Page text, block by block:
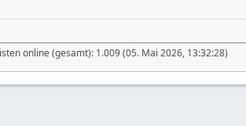
online (gesamt): 1.009 (05. Mai 2026, 13:32:28)